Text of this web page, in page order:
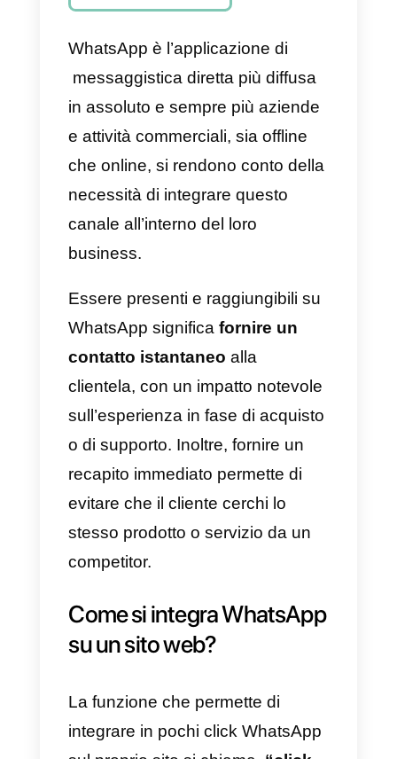
sito?
WhatsApp è
ormai diventato
uno strumento
fondamentale
per comunicare
clienti
messaggistica diretta più diffusa
in assoluto e sempre più aziende
e attività commerciali, sia offline
che online, si rendono conto
necessità di integrare questo
canale all’interno del loro
business.
WhatsApp significafornire un
clientela, con un impatto notevole
sull’esperienza in fase di